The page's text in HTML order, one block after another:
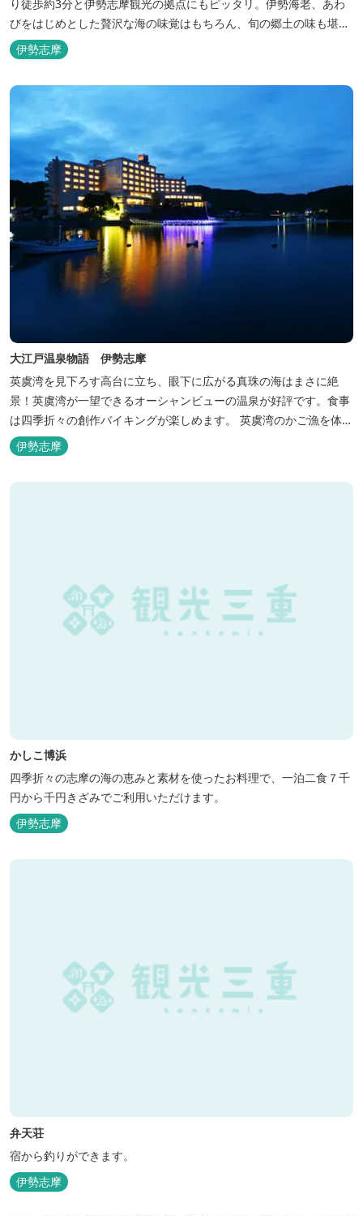
り徒歩約3分と伊勢志摩観光の拠点にもピッタリ。伊勢海老、あわ
びをはじめとした贅沢な海の味覚はもちろん、旬の郷土の味も堪能
できます。
伊勢志摩
大江戸温泉物語 伊勢志摩
英虞湾を見下ろす高台に立ち、眼下に広がる真珠の海はまさに絶
景！英虞湾が一望できるオーシャンビューの温泉が好評です。食事
は四季折々の創作バイキングが楽しめます。 英虞湾のかご漁を体験
できるクルーズ船は毎日運行しており、漁で獲れた魚を食べること
もできます。
伊勢志摩
かしこ博浜
四季折々の志摩の海の恵みと素材を使ったお料理で、一泊二食７千
円から千円きざみでご利用いただけます。
伊勢志摩
弁天荘
宿から釣りができます。
伊勢志摩